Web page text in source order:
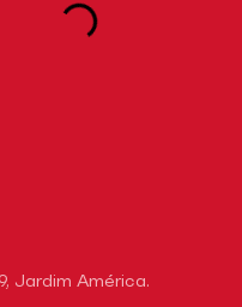
Jardim América.